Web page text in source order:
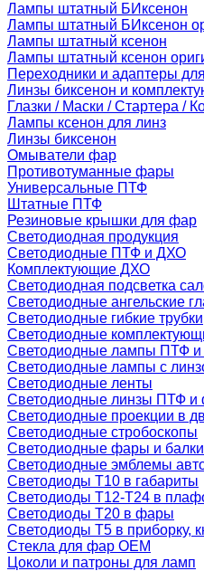
Лампы штатный БИксенон
Лампы штатный БИксенон
Лампы штатный ксенон
Лампы штатный ксенон
Переходники и адаптеры
Линзы биксенон и
Глазки / Маски / Стартера /
Лампы ксенон для линз
Линзы биксенон
Омыватели фар
Противотуманные фары
Универсальные ПТФ
Штатные ПТФ
Резиновые крышки для фар
Светодиодная продукция
Светодиодные ПТФ и ДХО
Комплектующие ДХО
Светодиодная подсветка
Светодиодные ангельские
Светодиодные гибкие трубки
Светодиодные
Светодиодные лампы ПТФ
Светодиодные лампы с
Светодиодные ленты
Светодиодные линзы ПТФ и
Светодиодные проекции в
Светодиодные стробоскопы
Светодиодные фары и
Светодиодные эмблемы
Светодиоды T10 в габариты
Светодиоды T12-T24 в
Светодиоды T20 в фары
Светодиоды T5 в приборку,
Стекла для фар OEM
Цоколи и патроны для ламп